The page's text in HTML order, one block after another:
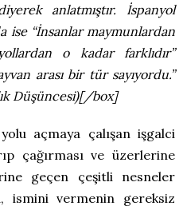
anlatmıştır. İspanyol
ise “İnsanlar maymunlardan
o kadar farklıdır”
arası bir tür sayıyordu.”
Düşüncesi)[/box]
açmaya çalışan işgalci
çağırması ve üzerlerine
geçen çeşitli nesneler
ismini vermenin gereksiz